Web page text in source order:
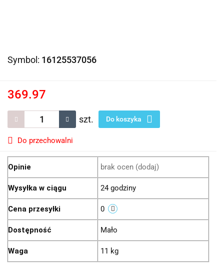
Symbol: 16125537056
369.97
szt. Do koszyka
Do przechowalni
Opinie brak ocen (dodaj)
Wysyłka w ciągu 24 godziny
Cena przesyłki 0
Dostępność Mało
Waga 11 kg